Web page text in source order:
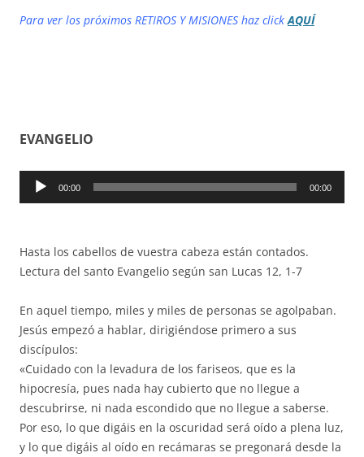
Para ver los próximos RETIROS Y MISIONES haz clickAQUÍ
EVANGELIO
Reproductor
00:00 00:00
Hasta los cabellos de vuestra cabeza están contados.
Lectura del santo Evangelio según san Lucas 12, 1-7
En aquel tiempo, miles y miles de personas se agolpaban.
Jesús empezó a hablar, dirigiéndose primero a sus
discípulos:
«Cuidado con la levadura de los fariseos, que es la
hipocresía, pues nada hay cubierto que no llegue a
descubrirse, ni nada escondido que no llegue a saberse.
Por eso, lo que digáis en la oscuridad será oído a plena luz,
y lo que digáis al oído en recámaras se pregonará desde la